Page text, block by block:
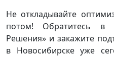
Не откладывайте
потом! Обратитесь в
Решения» и закажите
в Новосибирске уже